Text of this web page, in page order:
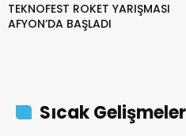
TEKNOFEST ROKET YARIŞMASI
AFYON’DA BAŞLADI
Sıcak Gelişmeler